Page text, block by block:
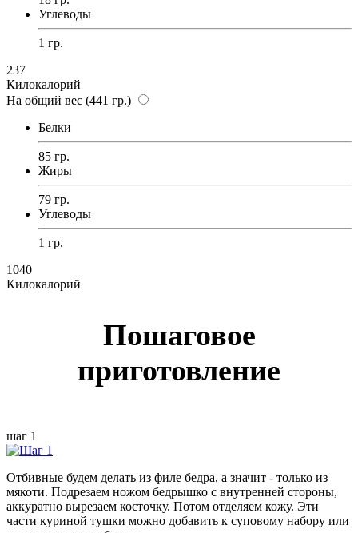
Углеводы
1 гр.
237
Килокалорий
На общий вес (441 гр.)
Белки
85 гр.
Жиры
79 гр.
Углеводы
1 гр.
1040
Килокалорий
Пошаговое
приготовление
шаг 1
Отбивные будем делать из филе бедра, а значит - только из
мякоти. Подрезаем ножом бедрышко с внутренней стороны,
аккуратно вырезаем косточку. Потом отделяем кожу. Эти
части куриной тушки можно добавить к суповому набору или